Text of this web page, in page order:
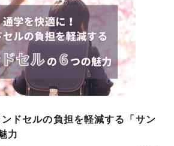
ドセルの負担を軽減する「サン
力